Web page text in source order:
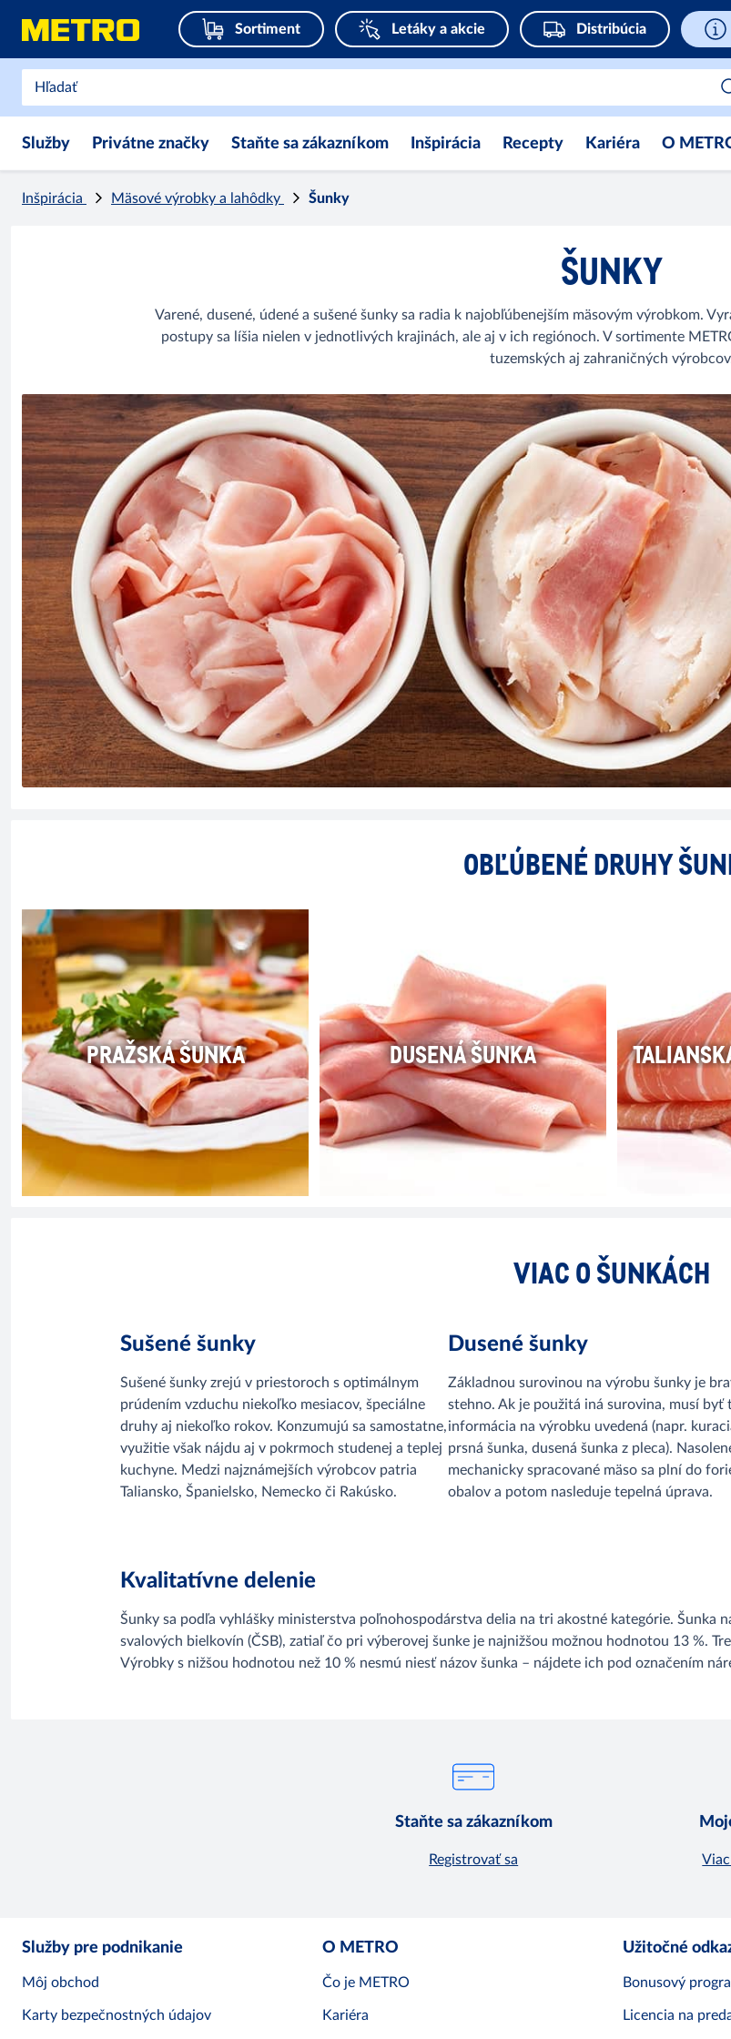
Sortiment Letáky a akcie Distribúcia
Služby Privátne značky Staňte sa zákazníkom Inšpirácia Recepty Kariéra O
Inšpirácia Mäsové výrobky a lahôdky Šunky
ŠUNKY
Varené, dusené, údené a sušené šunky sa radia k najobľúbenejším mäsovým výrobkom.
postupy sa líšia nielen v jednotlivých krajinách, ale aj v ich regiónoch. V sortimente
tuzemských aj zahraničných
OBĽÚBENÉ DRUHY
PRAŽSKÁ ŠUNKA DUSENÁ ŠUNKA
VIAC O ŠUNKÁCH
Sušené šunky
Sušené šunky zrejú v priestoroch s optimálnym
prúdením vzduchu niekoľko mesiacov, špeciálne
druhy aj niekoľko rokov. Konzumujú sa samostatne,
využitie však nájdu aj v pokrmoch studenej a teplej
kuchyne. Medzi najznámejších výrobcov patria
Taliansko, Španielsko, Nemecko či Rakúsko.
Dusené šunky
Základnou surovinou na výrobu šunky je
stehno. Ak je použitá iná surovina, musí byť
informácia na výrobku uvedená (napr.
prsná šunka, dusená šunka z pleca).
mechanicky spracované mäso sa plní do
obalov a potom nasleduje tepelná úprava.
Kvalitatívne delenie
Šunky sa podľa vyhlášky ministerstva poľnohospodárstva delia na tri akostné kategórie. Šunka
svalových bielkovín (ČSB), zatiaľ čo pri výberovej šunke je najnižšou možnou hodnotou 13 %.
Výrobky s nižšou hodnotou než 10 % nesmú niesť názov šunka – nájdete ich pod označením
Staňte sa zákazníkom
Registrovať sa
Služby pre podnikanie
Môj obchod
Karty bezpečnostných údajov
O METRO
Čo je METRO
Kariéra
Užitočné
Bonusový
Licencia na